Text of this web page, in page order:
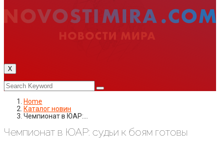
X
Home
Каталог новин
Чемпионат в ЮАР:…
Чемпионат в ЮАР: судьи к боям готовы